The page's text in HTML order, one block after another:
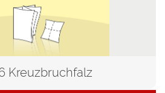
Kreuzbruchfalz